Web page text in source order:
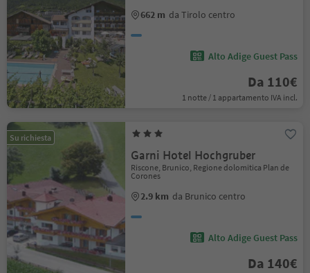
662 m da Tirolo centro
Alto Adige Guest Pass
Da 110€
1 notte / 1 appartamento IVA incl.
Su richiesta
Garni Hotel Hochgruber
Riscone, Brunico, Regione dolomitica Plan de
Corones
2.9 km da Brunico centro
Alto Adige Guest Pass
Da 140€